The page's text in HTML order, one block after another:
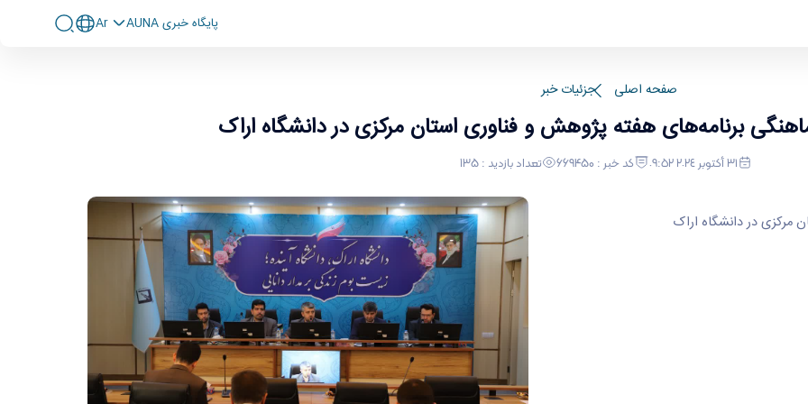
پايگاه خبری AUNA Ar
صفحه اصلی جزئیات خبر
برنامه‌های هفته پژوهش و فناوری استان مرکزی در دانشگاه اراک
٣١ أكتوبر ٢٠٢٤ ٠٩:٥٢ کد خبر : 669450 تعداد بازدید : 135
مرکزی در دانشگاه اراک